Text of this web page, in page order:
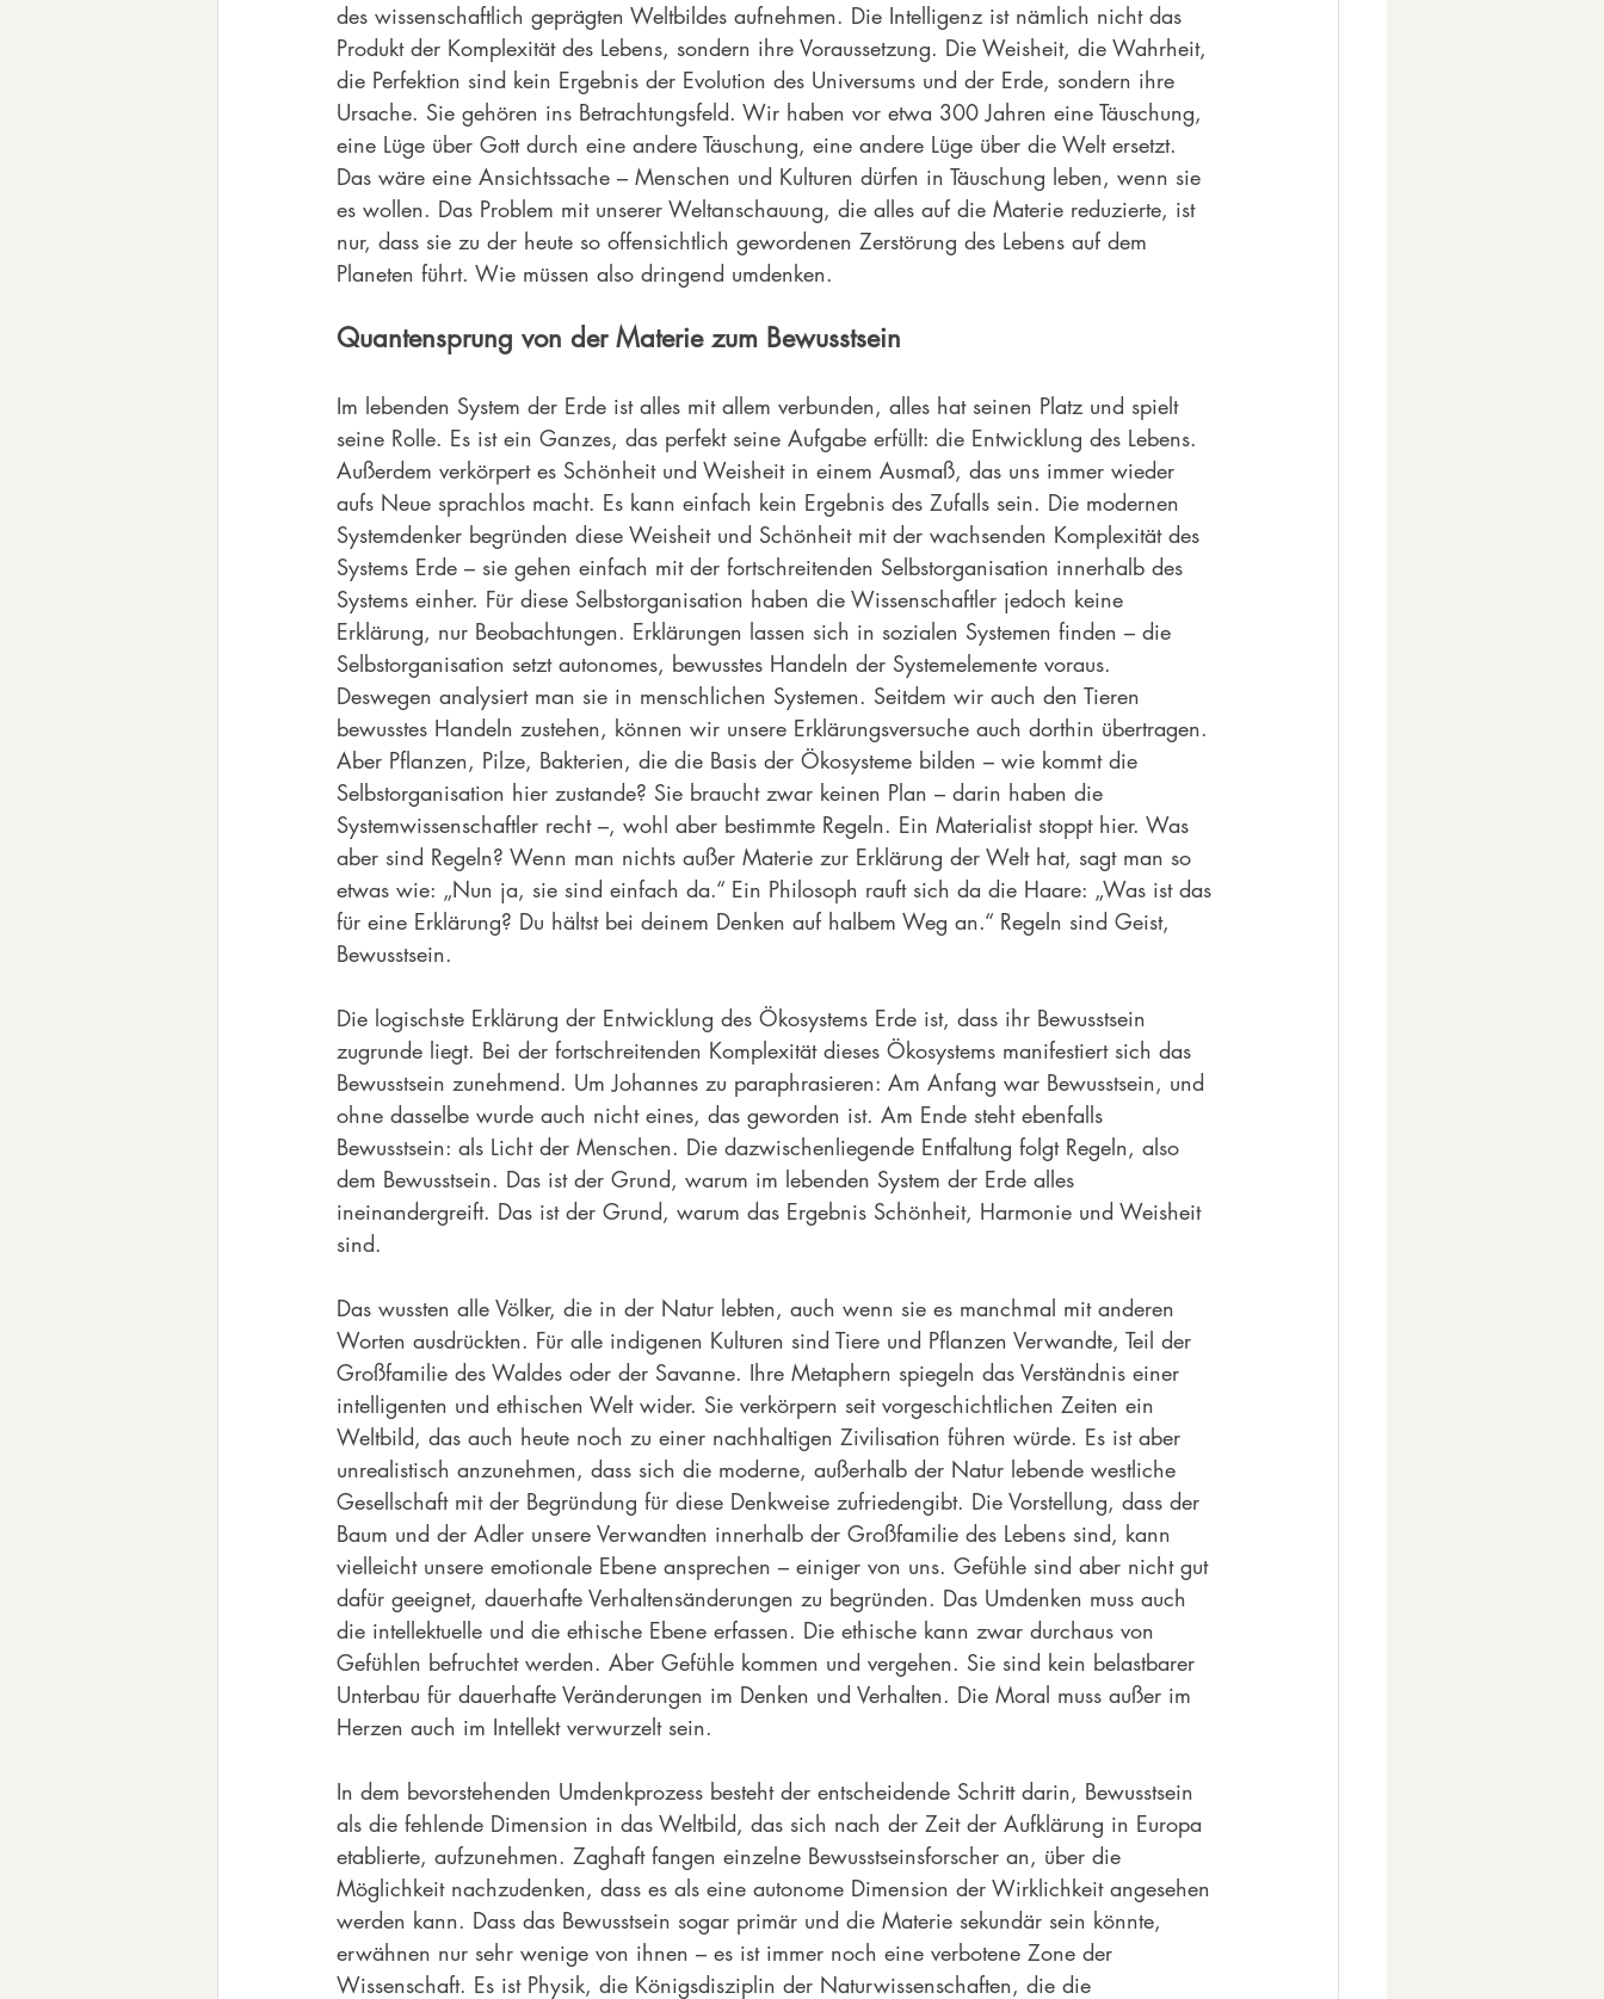
des wissenschaftlich geprägten Weltbildes aufnehmen. Die Intelligenz ist nämlich nicht das
Produkt der Komplexität des Lebens, sondern ihre Voraussetzung. Die Weisheit, die Wahrheit,
die Perfektion sind kein Ergebnis der Evolution des Universums und der Erde, sondern ihre
Ursache. Sie gehören ins Betrachtungsfeld. Wir haben vor etwa 300 Jahren eine Täuschung,
eine Lüge über Gott durch eine andere Täuschung, eine andere Lüge über die Welt ersetzt.
Das wäre eine Ansichtssache – Menschen und Kulturen dürfen in Täuschung leben, wenn sie
es wollen. Das Problem mit unserer Weltanschauung, die alles auf die Materie reduzierte, ist
nur, dass sie zu der heute so offensichtlich gewordenen Zerstörung des Lebens auf dem
Planeten führt. Wie müssen also dringend umdenken.
Quantensprung von der Materie zum Bewusstsein
Im lebenden System der Erde ist alles mit allem verbunden, alles hat seinen Platz und spielt
seine Rolle. Es ist ein Ganzes, das perfekt seine Aufgabe erfüllt: die Entwicklung des Lebens.
Außerdem verkörpert es Schönheit und Weisheit in einem Ausmaß, das uns immer wieder
aufs Neue sprachlos macht. Es kann einfach kein Ergebnis des Zufalls sein. Die modernen
Systemdenker begründen diese Weisheit und Schönheit mit der wachsenden Komplexität des
Systems Erde – sie gehen einfach mit der fortschreitenden Selbstorganisation innerhalb des
Systems einher. Für diese Selbstorganisation haben die Wissenschaftler jedoch keine
Erklärung, nur Beobachtungen. Erklärungen lassen sich in sozialen Systemen finden – die
Selbstorganisation setzt autonomes, bewusstes Handeln der Systemelemente voraus.
Deswegen analysiert man sie in menschlichen Systemen. Seitdem wir auch den Tieren
bewusstes Handeln zustehen, können wir unsere Erklärungsversuche auch dorthin übertragen.
Aber Pflanzen, Pilze, Bakterien, die die Basis der Ökosysteme bilden – wie kommt die
Selbstorganisation hier zustande? Sie braucht zwar keinen Plan – darin haben die
Systemwissenschaftler recht –, wohl aber bestimmte Regeln. Ein Materialist stoppt hier. Was
aber sind Regeln? Wenn man nichts außer Materie zur Erklärung der Welt hat, sagt man so
etwas wie: „Nun ja, sie sind einfach da.“ Ein Philosoph rauft sich da die Haare: „Was ist das
für eine Erklärung? Du hältst bei deinem Denken auf halbem Weg an.“ Regeln sind Geist,
Bewusstsein.
Die logischste Erklärung der Entwicklung des Ökosystems Erde ist, dass ihr Bewusstsein
zugrunde liegt. Bei der fortschreitenden Komplexität dieses Ökosystems manifestiert sich das
Bewusstsein zunehmend. Um Johannes zu paraphrasieren: Am Anfang war Bewusstsein, und
ohne dasselbe wurde auch nicht eines, das geworden ist. Am Ende steht ebenfalls
Bewusstsein: als Licht der Menschen. Die dazwischenliegende Entfaltung folgt Regeln, also
dem Bewusstsein. Das ist der Grund, warum im lebenden System der Erde alles
ineinandergreift. Das ist der Grund, warum das Ergebnis Schönheit, Harmonie und Weisheit
sind.
Das wussten alle Völker, die in der Natur lebten, auch wenn sie es manchmal mit anderen
Worten ausdrückten. Für alle indigenen Kulturen sind Tiere und Pflanzen Verwandte, Teil der
Großfamilie des Waldes oder der Savanne. Ihre Metaphern spiegeln das Verständnis einer
intelligenten und ethischen Welt wider. Sie verkörpern seit vorgeschichtlichen Zeiten ein
Weltbild, das auch heute noch zu einer nachhaltigen Zivilisation führen würde. Es ist aber
unrealistisch anzunehmen, dass sich die moderne, außerhalb der Natur lebende westliche
Gesellschaft mit der Begründung für diese Denkweise zufriedengibt. Die Vorstellung, dass der
Baum und der Adler unsere Verwandten innerhalb der Großfamilie des Lebens sind, kann
vielleicht unsere emotionale Ebene ansprechen – einiger von uns. Gefühle sind aber nicht gut
dafür geeignet, dauerhafte Verhaltensänderungen zu begründen. Das Umdenken muss auch
die intellektuelle und die ethische Ebene erfassen. Die ethische kann zwar durchaus von
Gefühlen befruchtet werden. Aber Gefühle kommen und vergehen. Sie sind kein belastbarer
Unterbau für dauerhafte Veränderungen im Denken und Verhalten. Die Moral muss außer im
Herzen auch im Intellekt verwurzelt sein.
In dem bevorstehenden Umdenkprozess besteht der entscheidende Schritt darin, Bewusstsein
als die fehlende Dimension in das Weltbild, das sich nach der Zeit der Aufklärung in Europa
etablierte, aufzunehmen. Zaghaft fangen einzelne Bewusstseinsforscher an, über die
Möglichkeit nachzudenken, dass es als eine autonome Dimension der Wirklichkeit angesehen
werden kann. Dass das Bewusstsein sogar primär und die Materie sekundär sein könnte,
erwähnen nur sehr wenige von ihnen – es ist immer noch eine verbotene Zone der
Wissenschaft. Es ist Physik, die Königsdisziplin der Naturwissenschaften, die die